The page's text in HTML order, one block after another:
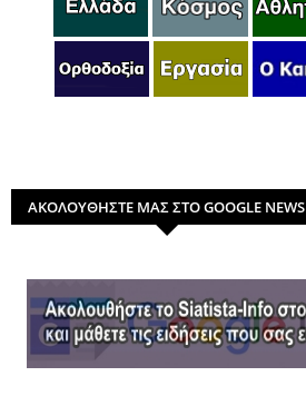
ΑΚΟΛΟΥΘΗΣΤΕ ΜΑΣ ΣΤΟ GOOGLE NEWS